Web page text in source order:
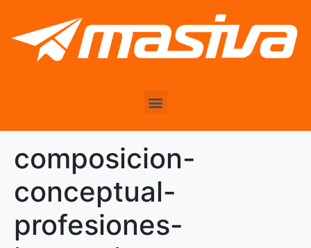
composicion-
conceptual-
profesiones-